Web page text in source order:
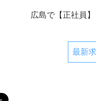
広島で【正社員
最新